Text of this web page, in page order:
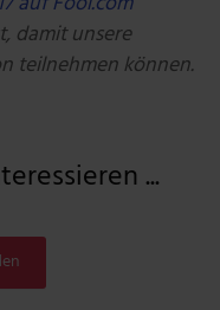
damit unsere
teilnehmen können.
...